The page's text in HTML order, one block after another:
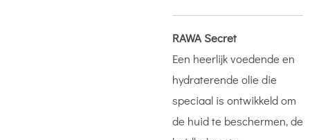
RAWA Secret
Een heerlijk voedende en
hydraterende olie die
speciaal is ontwikkeld om
de huid te beschermen, de